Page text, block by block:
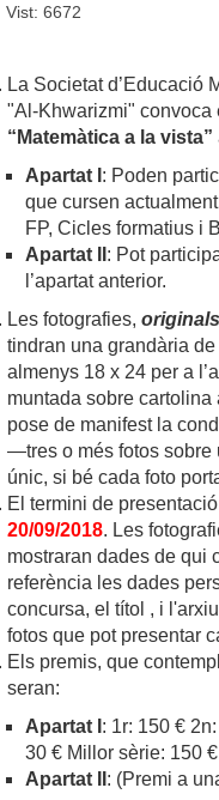
Vist: 6672
La Societat d’Educació
"Al-Khwarizmi" convoca
“Matemàtica a la vista”
Apartat I : Poden
que cursen
FP, Cicles formatius i
Apartat II : Pot
l’apartat anterior.
Les fotografies, originals
tindran una grandària de
almenys 18 x 24 per a
muntada sobre
pose de manifest la
—tres o més fotos sobre
únic, si bé cada foto
El termini de
20/09/2018. Les
mostraran dades de qui
referència les dades
concursa, el títol , i
fotos que pot presentar
Els premis, que
seran:
Apartat I : 1r: 150 €
30 € Millor sèrie: 150
Apartat II : (Premi a